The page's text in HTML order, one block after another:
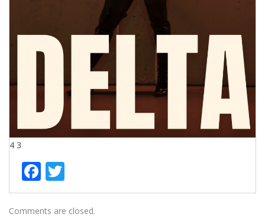
4 3
Facebook
Comments are closed.